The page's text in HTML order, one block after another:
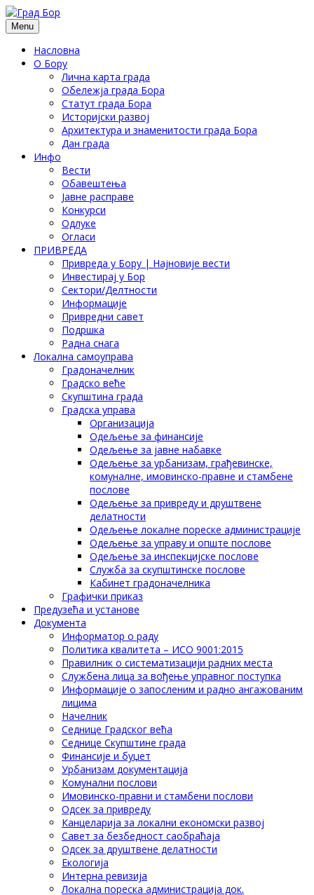
Menu
Насловна
О Бору
Лична карта града
Обележја града Бора
Статут града Бора
Историјски развој
Архитектура и знаменитости града Бора
Дан града
Инфо
Вести
Обавештења
Јавне расправе
Конкурси
Одлуке
Огласи
ПРИВРЕДА
Привреда у Бору | Најновије вести
Инвестирај у Бор
Сектори/Делтности
Информације
Привредни савет
Подршка
Радна снага
Локална самоуправа
Градоначелник
Градско веће
Скупштина града
Градска управа
Организација
Одељење за финансије
Одељење за јавне набавке
Одељење за урбанизам, грађевинске,
комуналне, имовинско-правне и стамбене
послове
Одељење за привреду и друштвене
делатности
Одељење локалне пореске администрације
Одељење за управу и опште послове
Одељење за инспекцијске послове
Служба за скупштинске послове
Кабинет градоначелника
Графички приказ
Предузећа и установе
Документа
Информатор о раду
Политика квалитета – ИСО 9001:2015
Правилник о систематизацији радних места
Службена лица за вођење управног поступка
Информације о запосленим и радно ангажованим
лицима
Начелник
Седнице Градског већа
Седнице Скупштине града
Финансије и буџет
Урбанизам документација
Комунални послови
Имовинско-правни и стамбени послови
Одсек за привреду
Канцеларија за локални економски развој
Савет за безбедност саобраћаја
Одсек за друштвене делатности
Eкологија
Интерна ревизија
Локална пореска администрација док.